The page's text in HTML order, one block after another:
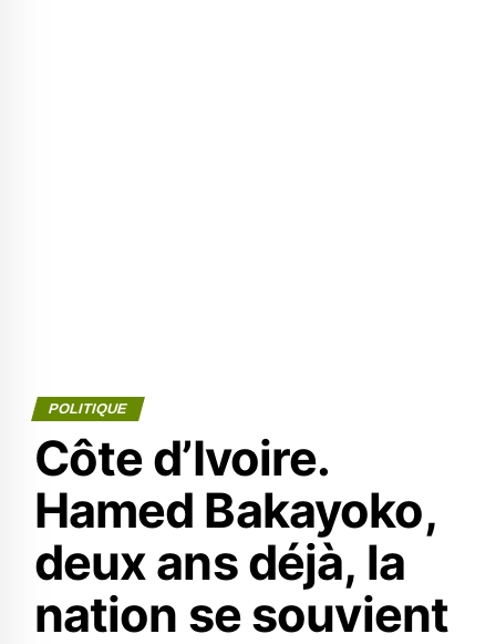
POLITIQUE
Côte d’Ivoire.
Hamed Bakayoko,
deux ans déjà, la
nation se souvient